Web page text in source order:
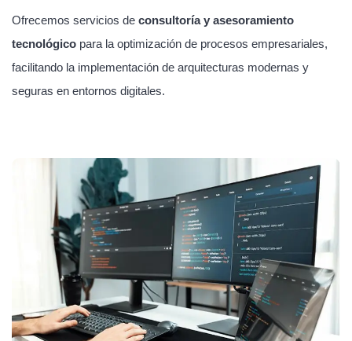
Ofrecemos servicios de consultoría y asesoramiento
tecnológico para la optimización de procesos empresariales,
facilitando la implementación de arquitecturas modernas y
seguras en entornos digitales.